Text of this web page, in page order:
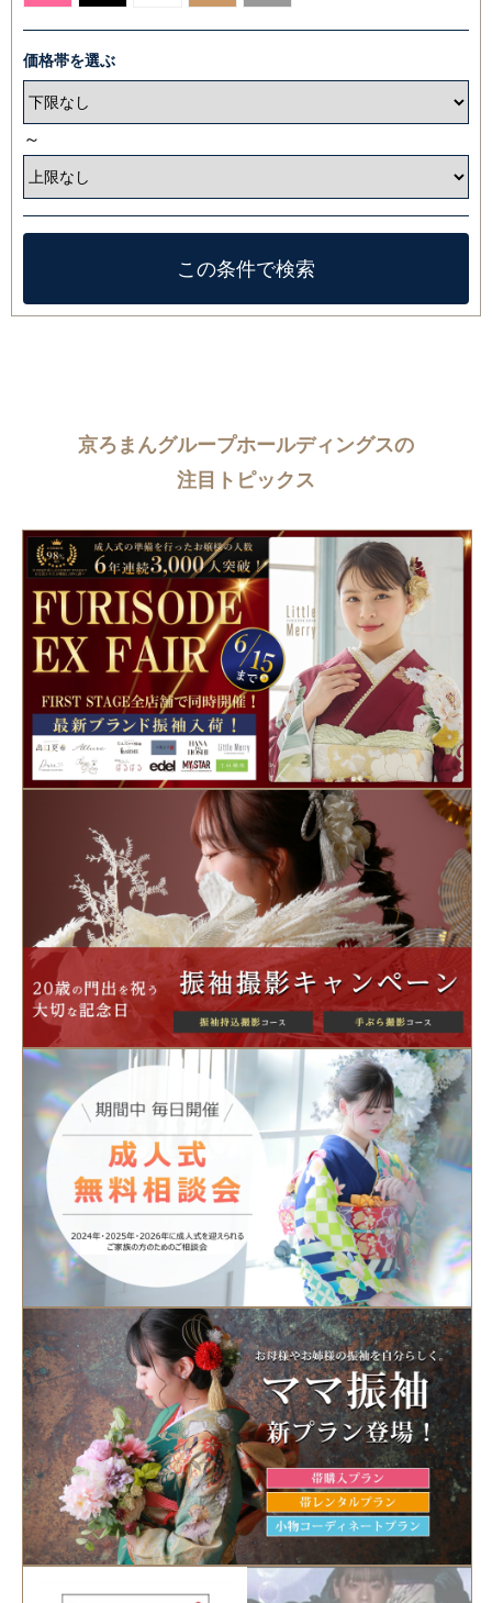
価格帯を選ぶ
～
京ろまんグループホールディングスの
注目トピックス